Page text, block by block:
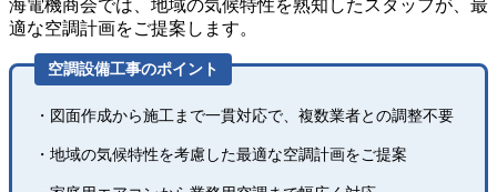
海電機商会では、地域の気候特性を熟知したスタッフが、最
適な空調計画をご提案します。
空調設備工事のポイント
・図面作成から施工まで一貫対応で、複数業者との調整不要
・地域の気候特性を考慮した最適な空調計画をご提案